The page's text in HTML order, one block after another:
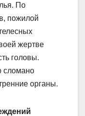
По
пожилой
жертве
головы.
сломано
органы.